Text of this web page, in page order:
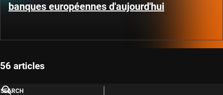
banques européennes d'aujourd'hui
56 articles
SEARCH